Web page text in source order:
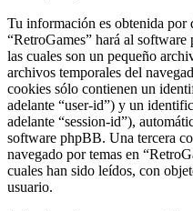
Tu información es obtenida por
“RetroGames” hará al
las cuales son un pequeño
archivos temporales del
cookies sólo contienen un
adelante “user-id”) y un
adelante “session-id”),
software phpBB. Una tercera
navegado por temas en
cuales han sido leídos, con
usuario.